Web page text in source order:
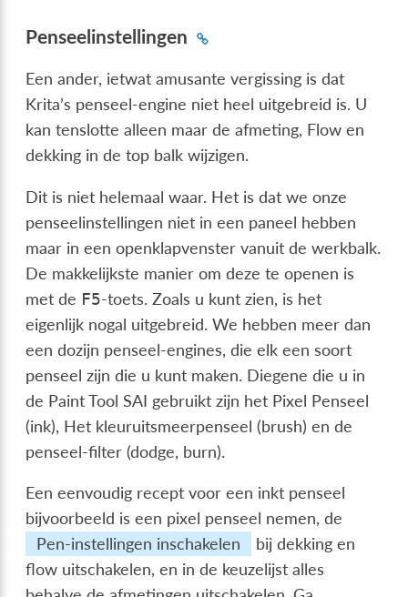
Penseelinstellingen
Een ander, ietwat amusante vergissing is dat
Krita’s penseel-engine niet heel uitgebreid is. U
kan tenslotte alleen maar de afmeting, Flow en
dekking in de top balk wijzigen.
Dit is niet helemaal waar. Het is dat we onze
penseelinstellingen niet in een paneel hebben
maar in een openklapvenster vanuit de werkbalk.
De makkelijkste manier om deze te openen is
met de F5-toets. Zoals u kunt zien, is het
eigenlijk nogal uitgebreid. We hebben meer dan
een dozijn penseel-engines, die elk een soort
penseel zijn die u kunt maken. Diegene die u in
de Paint Tool SAI gebruikt zijn het Pixel Penseel
(ink), Het kleuruitsmeerpenseel (brush) en de
penseel-filter (dodge, burn).
Een eenvoudig recept voor een inkt penseel
bijvoorbeeld is een pixel penseel nemen, de
Pen-instellingen inschakelen
bij dekking en
flow uitschakelen, en in de keuzelijst alles